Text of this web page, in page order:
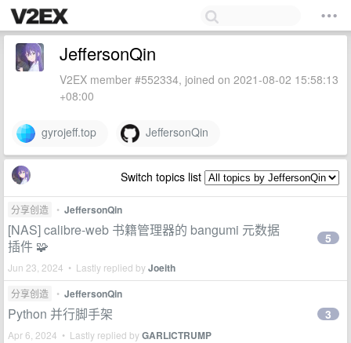
JeffersonQin
V2EX member #552334, joined on 2021-08-02 15:58:13
+08:00
gyrojeff.top JeffersonQin
Switch topics list
分享创造 • JeffersonQin
[NAS] calibre-web 书籍管理器的 bangumi 元数据
插件 🧩
Jun 23, 2024 • Lastly replied byJoeith
5
分享创造 • JeffersonQin
Python 并行脚手架
Apr 6, 2024 • Lastly replied byGARLICTRUMP
3